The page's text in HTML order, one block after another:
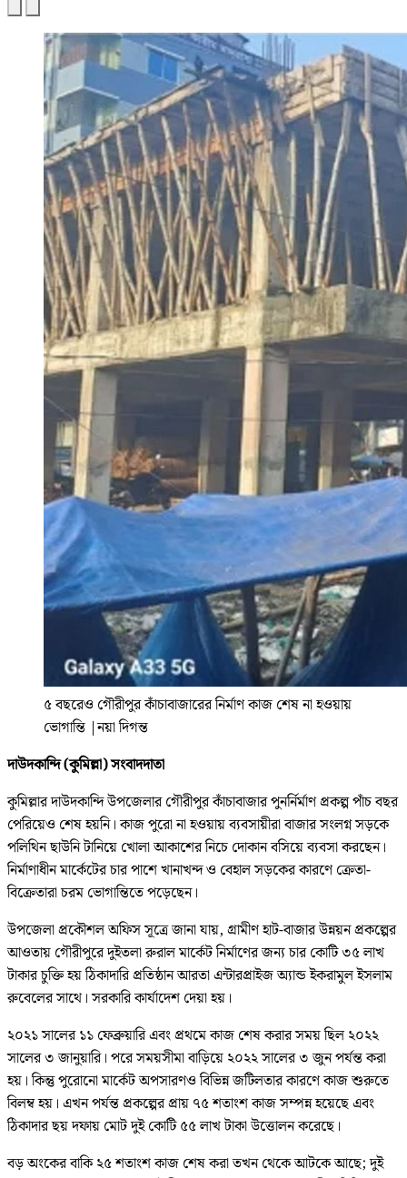
৫ বছরেও গৌরীপুর কাঁচাবাজারের নির্মাণ কাজ শেষ না হওয়ায়
ভোগান্তি |নয়া দিগন্ত
দাউদকান্দি (কুমিল্লা) সংবাদদাতা
কুমিল্লার দাউদকান্দি উপজেলার গৌরীপুর কাঁচাবাজার পুনর্নির্মাণ প্রকল্প পাঁচ বছর
পেরিয়েও শেষ হয়নি। কাজ পুরো না হওয়ায় ব্যবসায়ীরা বাজার সংলগ্ন সড়কে
পলিথিন ছাউনি টানিয়ে খোলা আকাশের নিচে দোকান বসিয়ে ব্যবসা করছেন।
নির্মাণাধীন মার্কেটের চার পাশে খানাখন্দ ও বেহাল সড়কের কারণে ক্রেতা-
বিক্রেতারা চরম ভোগান্তিতে পড়েছেন।
উপজেলা প্রকৌশল অফিস সূত্রে জানা যায়, গ্রামীণ হাট-বাজার উন্নয়ন প্রকল্পের
আওতায় গৌরীপুরে দুইতলা রুরাল মার্কেট নির্মাণের জন্য চার কোটি ৩৫ লাখ
টাকার চুক্তি হয় ঠিকাদারি প্রতিষ্ঠান আরতা এন্টারপ্রাইজ অ্যান্ড ইকরামুল ইসলাম
রুবেলের সাথে। সরকারি কার্যাদেশ দেয়া হয়।
২০২১ সালের ১১ ফেব্রুয়ারি এবং প্রথমে কাজ শেষ করার সময় ছিল ২০২২
সালের ৩ জানুয়ারি। পরে সময়সীমা বাড়িয়ে ২০২২ সালের ৩ জুন পর্যন্ত করা
হয়। কিন্তু পুরোনো মার্কেট অপসারণও বিভিন্ন জটিলতার কারণে কাজ শুরুতে
বিলম্ব হয়। এখন পর্যন্ত প্রকল্পের প্রায় ৭৫ শতাংশ কাজ সম্পন্ন হয়েছে এবং
ঠিকাদার ছয় দফায় মোট দুই কোটি ৫৫ লাখ টাকা উত্তোলন করেছে।
বড় অংকের বাকি ২৫ শতাংশ কাজ শেষ করা তখন থেকে আটকে আছে; দুই